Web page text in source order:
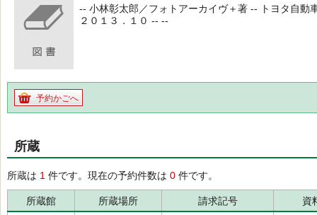
-- 小林彰太郎／フォトアーカイヴ＋著 -- トヨタ自動
２０１３．１０ -- --
予約かごへ
所蔵
所蔵は 1 件です。現在の予約件数は 0 件です。
所蔵館 所蔵場所 請求記号
資